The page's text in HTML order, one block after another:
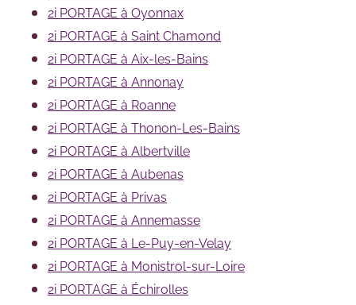
2i PORTAGE à Oyonnax
2i PORTAGE à Saint Chamond
2i PORTAGE à Aix-les-Bains
2i PORTAGE à Annonay
2i PORTAGE à Roanne
2i PORTAGE à Thonon-Les-Bains
2i PORTAGE à Albertville
2i PORTAGE à Aubenas
2i PORTAGE à Privas
2i PORTAGE à Annemasse
2i PORTAGE à Le-Puy-en-Velay
2i PORTAGE à Monistrol-sur-Loire
2i PORTAGE à Échirolles